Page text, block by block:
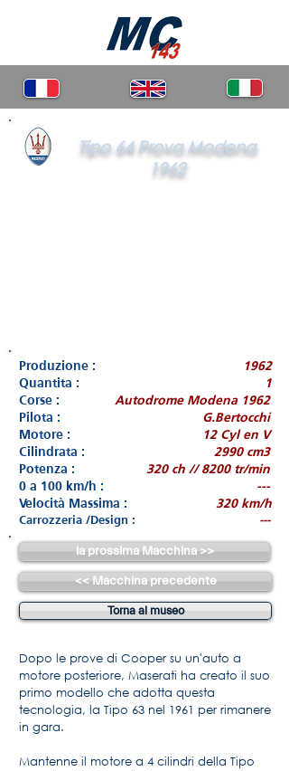
Tipo 64 Prova Modena
1962
Produzione :
1962
Quantita :
1
Corse :
Autodrome Modena 1962
Pilota :
G.Bertocchi
Motore :
12 Cyl en V
Cilindrata :
2990 cm3
Potenza :
320 ch // 8200 tr/min
0 a 100 km/h :
---
Velocità Massima :
320 km/h
Carrozzeria /Design : ---
la prossima Macchina >>
<< Macchina precedente
Torna al museo
Dopo le prove di Cooper su un'auto a
motore posteriore, Maserati ha creato il suo
primo modello che adotta questa
tecnologia, la Tipo 63 nel 1961 per rimanere
in gara.
Mantenne il motore a 4 cilindri della Tipo